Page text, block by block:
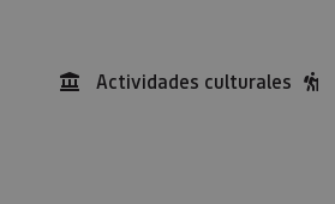
Actividades culturales